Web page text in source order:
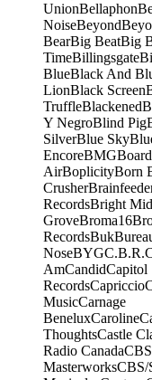
UnionBellaphon
NoiseBeyond
BearBig BeatBig
TimeBillingsgate
BlueBlack And
LionBlack Screen
TruffleBlackened
Y NegroBlind Pig
SilverBlue Sky
EncoreBMG
AirBoplicityBorn
Crusher
RecordsBright
GroveBroma16
RecordsBuk
NoseBYGC.B.R.
AmCandidCapitol
RecordsCapriccio
MusicCarnage
BeneluxCaroline
ThoughtsCastle
Radio CanadaCBS
MasterworksCBS/